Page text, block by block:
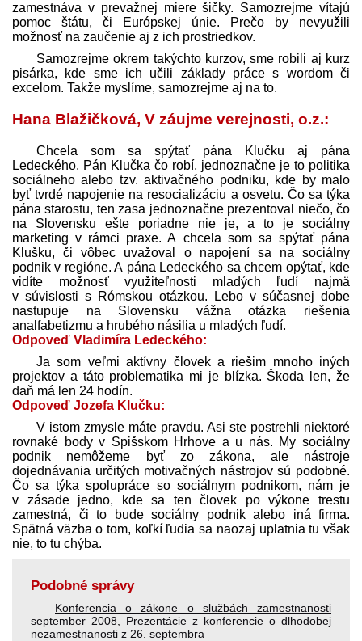
zamestnáva v prevažnej miere šičky. Samozrejme vítajú
pomoc štátu, či Európskej únie. Prečo by nevyužili
možnosť na zaučenie aj z ich prostriedkov.
Samozrejme okrem takýchto kurzov, sme robili aj kurz
pisárka, kde sme ich učili základy práce s wordom či
excelom. Takže myslíme, samozrejme aj na to.
Hana Blažičková, V záujme verejnosti, o.z.:
Chcela som sa spýtať pána Klučku aj pána
Ledeckého. Pán Klučka čo robí, jednoznačne je to politika
sociálneho alebo tzv. aktivačného podniku, kde by malo
byť tvrdé napojenie na resocializáciu a osvetu. Čo sa týka
pána starostu, ten zasa jednoznačne prezentoval niečo, čo
na Slovensku ešte poriadne nie je, a to je sociálny
marketing v rámci praxe. A chcela som sa spýtať pána
Klušku, či vôbec uvažoval o napojení sa na sociálny
podnik v regióne. A pána Ledeckého sa chcem opýtať, kde
vidíte možnosť využiteľnosti mladých ľudí najmä
v súvislosti s Rómskou otázkou. Lebo v súčasnej dobe
nastupuje na Slovensku vážna otázka riešenia
analfabetizmu a hrubého násilia u mladých ľudí.
Odpoveď Vladimíra Ledeckého:
Ja som veľmi aktívny človek a riešim mnoho iných
projektov a táto problematika mi je blízka. Škoda len, že
daň má len 24 hodín.
Odpoveď Jozefa Klučku:
V istom zmysle máte pravdu. Asi ste postrehli niektoré
rovnaké body v Spišskom Hrhove a u nás. My sociálny
podnik nemôžeme byť zo zákona, ale nástroje
dojednávania určitých motivačných nástrojov sú podobné.
Čo sa týka spolupráce so sociálnym podnikom, nám je
v zásade jedno, kde sa ten človek po výkone trestu
zamestná, či to bude sociálny podnik alebo iná firma.
Spätná väzba o tom, koľkí ľudia sa naozaj uplatnia tu však
nie, to tu chýba.
Podobné správy
Konferencia o zákone o službách zamestnanosti
september 2008
Prezentácie z konferencie o dlhodobej
nezamestnanosti z 26. septembra